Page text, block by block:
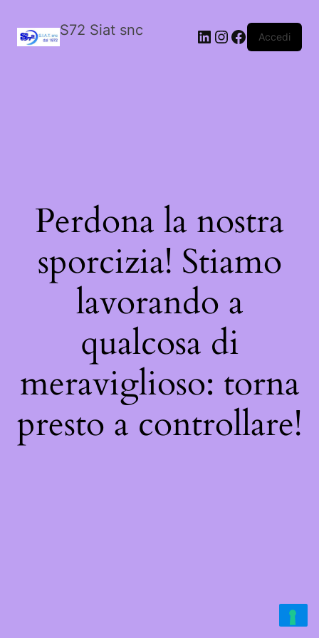
S72 Siat snc LinkedIn
Instagram
Facebook
Accedi
Perdona la nostra
sporcizia! Stiamo
lavorando a
qualcosa di
meraviglioso: torna
presto a controllare!